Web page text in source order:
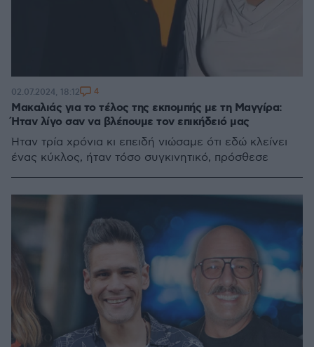
Μακαλιάς για το τέλος της εκπομπής με τη Μαγγίρα:
Ήταν λίγο σαν να βλέπουμε τον επικήδειό μας
Ήταν τρία χρόνια κι επειδή νιώσαμε ότι εδώ κλείνει
ένας κύκλος, ήταν τόσο συγκινητικό, πρόσθεσε
02.07.2024, 18:12 4